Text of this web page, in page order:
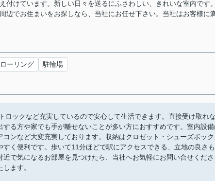
付けています。新しい日々を送るにふさわしい、きれいな室内です
辺でお住まいをお探しなら、当社にお任せ下さい。当社はお客様に
ーリング 駐輪場
ロックなど充実しているので安心して生活できます。直接受け取れな
る方や家でも手が離せないことが多い方におすすめです。室内設備
ンなど大変充実しております。収納はクロゼット・シューズボック
く便利です。歩いて11分ほどで駅にアクセスできる、立地の良さも
で気になるお部屋を見つけたら、当社へお気軽にお問い合せくださ
ます。